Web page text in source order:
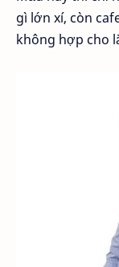
gì lớn xí, còn
không hợp cho